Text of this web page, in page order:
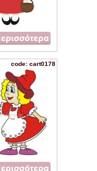
code: cart0178